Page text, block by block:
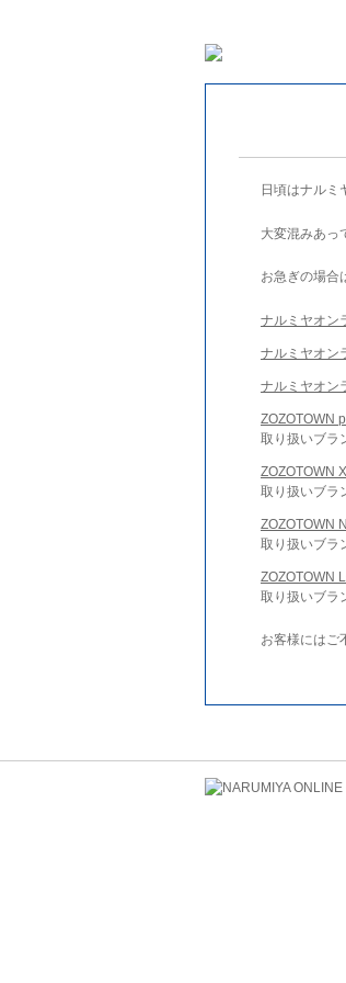
日頃はナルミ
大変混みあっ
お急ぎの場合
ナルミヤオン
ナルミヤオン
ナルミヤオン
ZOZOTOWN
取り扱いブラ
ZOZOTOWN
取り扱いブラ
ZOZOTOWN
取り扱いブラ
ZOZOTOWN
取り扱いブラ
お客様にはご